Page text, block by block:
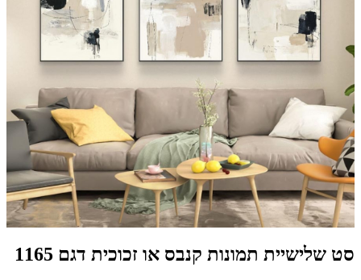
סט שלישיית תמונות קנבס או זכוכית דגם 1165